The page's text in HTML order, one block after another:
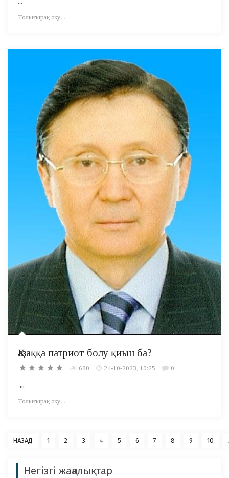
Толығырақ оқу...
Қазаққа патриот болу қиын ба?
680 24-10-2023, 10:25 0
...
Толығырақ оқу...
НАЗАД 1 2 3 4 5 6 7 8 9 10
Негізгі жаңалықтар